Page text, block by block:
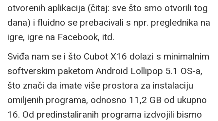
otvorenih aplikacija (čitaj: sve što smo otvorili tog
dana) i fluidno se prebacivali s npr. preglednika na
igre, igre na Facebook, itd.
Sviđa nam se i što Cubot X16 dolazi s minimalnim
softverskim paketom Android Lollipop 5.1 OS-a,
što znači da imate više prostora za instalaciju
omiljenih programa, odnosno 11,2 GB od ukupno
16. Od predinstaliranih programa izdvojili bismo